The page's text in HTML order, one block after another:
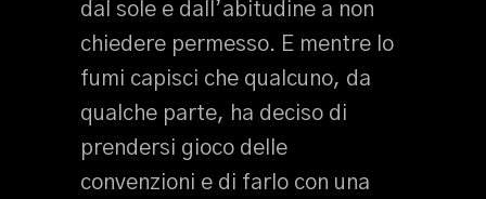
dal sole e dall’abitudine a non
chiedere permesso. E mentre lo
fumi capisci che qualcuno, da
qualche parte, ha deciso di
prendersi gioco delle
convenzioni e di farlo con una